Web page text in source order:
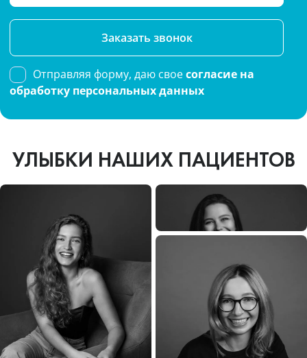
Please
this
field
empty.
Отправляя форму, даю своесогласие на
обработку персональных данных
УЛЫБКИ НАШИХ ПАЦИЕНТОВ